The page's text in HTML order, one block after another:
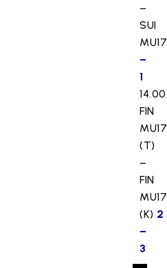
–
SUI
MU17
–
1
14.00
FIN
MU17
(T)
–
FIN
MU17
(K) 2
–
3
o
n
e
t
t
y
k
o
s
k
s